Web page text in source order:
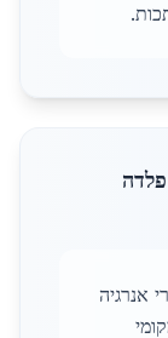
פלדה
אנרגיה